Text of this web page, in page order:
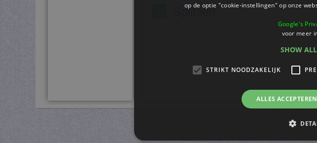
Splitsen
op de optie "cookie-instellingen" op onze
Google's
voor meer
SHOW
STRIKT NOODZAKELIJK
ALLES ACCEPTEREN